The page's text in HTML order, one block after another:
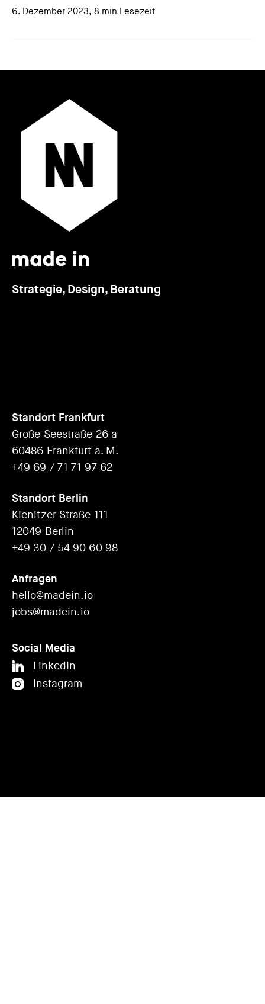
6. Dezember 2023, 8 min Lesezeit
Strategie, Design, Beratung
Standort Frankfurt
Große Seestraße 26 a
60486 Frankfurt a. M.
+49 69 / 71 71 97 62
Standort Berlin
Kienitzer Straße 111
12049 Berlin
+49 30 / 54 90 60 98
Anfragen
hello@madein.io
jobs@madein.io
Social Media
LinkedIn
Instagram